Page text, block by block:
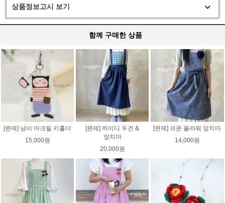
상품정보고시 보기
함께 구매한 상품
[완제] 냥이 아크릴 키홀더
15,000원
[완제] 하이디 두건 &
앞치마
20,000원
[완제] 쉬폰 플라워 앞치마
14,000원